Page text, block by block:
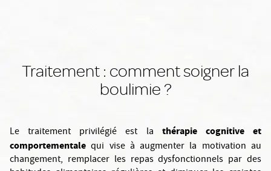
Traitement : comment soigner la
boulimie ?
Le traitement privilégié est la thérapie cognitive et
comportementale qui vise à augmenter la motivation au
changement, remplacer les repas dysfonctionnels par des